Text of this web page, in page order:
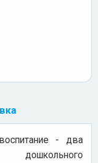
- два
дошкольного